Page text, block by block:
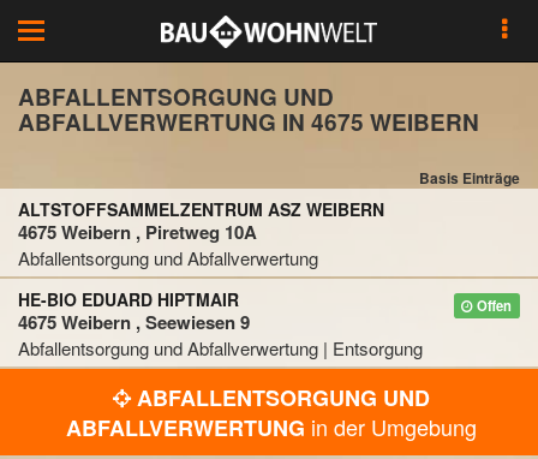
Toggle
navigation
ABFALLENTSORGUNG UND
ABFALLVERWERTUNG IN 4675 WEIBERN
Basis Einträge
ALTSTOFFSAMMELZENTRUM ASZ WEIBERN
4675 Weibern , Piretweg 10A
Abfallentsorgung und Abfallverwertung
Offen
HE-BIO EDUARD HIPTMAIR
4675 Weibern , Seewiesen 9
Abfallentsorgung und Abfallverwertung | Entsorgung
ABFALLENTSORGUNG UND
ABFALLVERWERTUNG in der Umgebung